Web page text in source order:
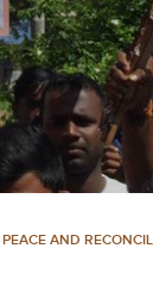
PEACE AND